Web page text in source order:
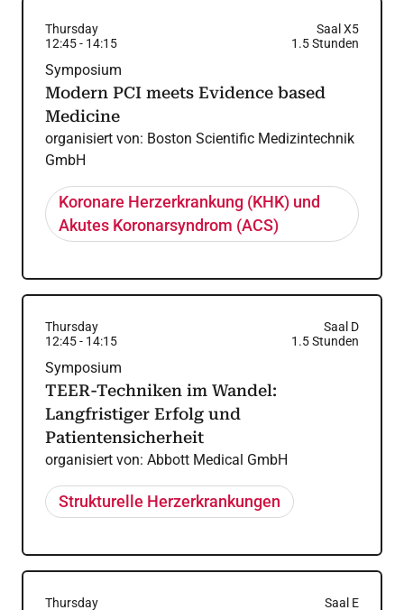
Thursday
Saal X5
12:45- 14:15 1.5Stunden
Symposium
Modern PCI meets Evidence based
Medicine
organisiert von: Boston Scientific Medizintechnik
GmbH
Koronare Herzerkrankung (KHK) und
Akutes Koronarsyndrom (ACS)
Thursday
Saal D
12:45- 14:15 1.5Stunden
Symposium
TEER-Techniken im Wandel:
Langfristiger Erfolg und
Patientensicherheit
organisiert von: Abbott Medical GmbH
Strukturelle Herzerkrankungen
Thursday Saal E